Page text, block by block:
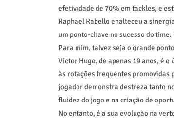
efetividade de 70% em tackles, e
Raphael Rabello enalteceu a
um ponto-chave no sucesso do
Para mim, talvez seja o grande
Victor Hugo, de apenas 19 anos, é
às rotações frequentes promovidas
jogador demonstra destreza tanto
fluidez do jogo e na criação de
No entanto, é a sua evolução na